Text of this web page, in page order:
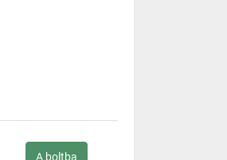
A boltba